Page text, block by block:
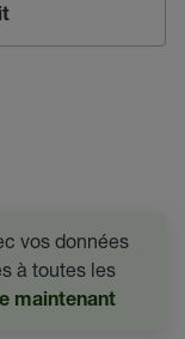
vos données
à toutes les
maintenant